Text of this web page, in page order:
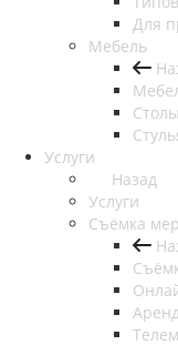
Для
Мебель
Столы
Услуги
Назад
Услуги
Съёмка